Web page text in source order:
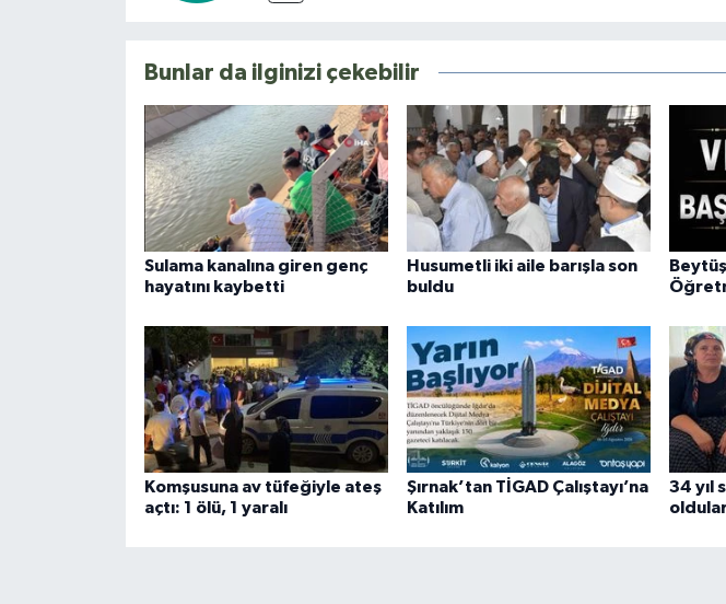
Bunlar da ilginizi çekebilir
Sulama kanalına giren genç
hayatını kaybetti
Husumetli iki aile barışla son
buldu
Komşusuna av tüfeğiyle ateş
açtı: 1 ölü, 1 yaralı
Şırnak’tan TİGAD Çalıştayı’na
Katılım
34 yıl